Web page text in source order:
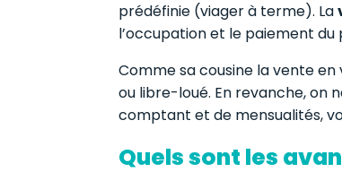
prédéfinie (viager à terme). La
l’occupation et le paiement
Comme sa cousine la vente en
ou libre-loué. En revanche, on
comptant et de mensualités,
Quels sont les